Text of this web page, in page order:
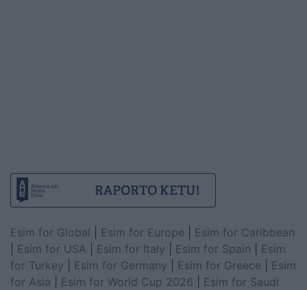
Esim for Global Esim for Europe
Esim for Caribbean
Esim for USA Esim for Italy Esim for Spain
Esim
for Turkey
Esim for Germany Esim for Greece
Esim
for Asia
Esim for World Cup 2026
Esim for Saudi